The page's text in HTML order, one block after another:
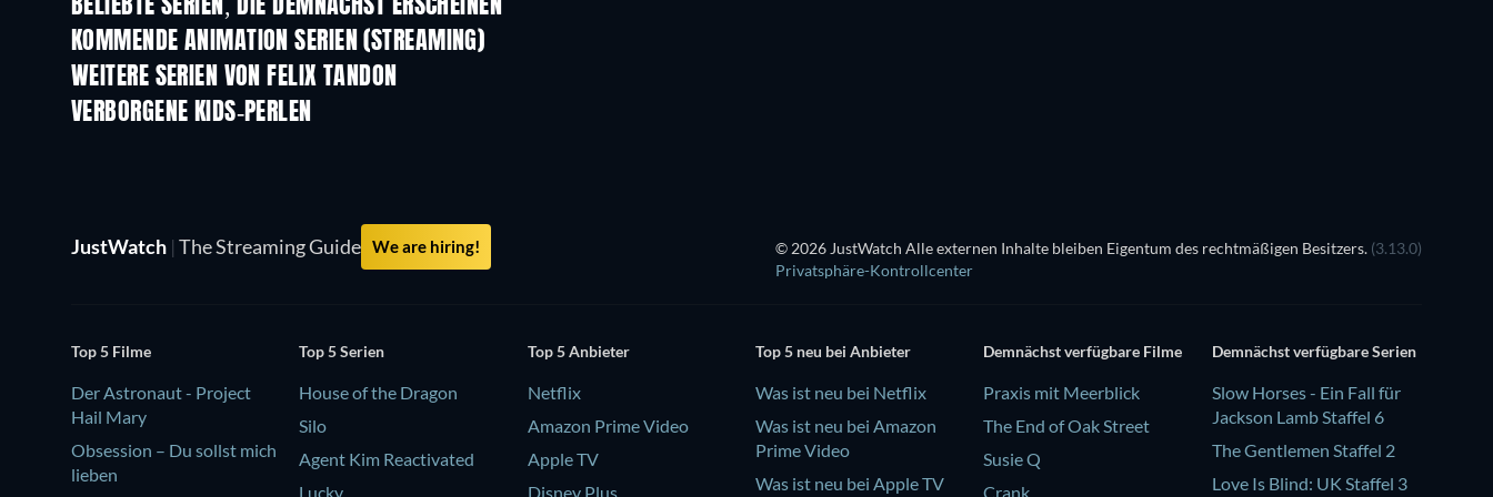
BELIEBTE SERIEN, DIE DEMNÄCHST ERSCHEINEN
Serie Serie
KOMMENDE ANIMATION SERIEN (STREAMING)
Staffel 2 Staffel 2
WEITERE SERIEN VON FELIX TANDON
Serie
VERBORGENE KIDS-PERLEN
Serie
JustWatch | The Streaming Guide We are hiring! © 2026 JustWatch Alle externen Inhalte bleiben Eigentum des rechtmäßigen Besitzers. (3.13.0)
Privatsphäre-Kontrollcenter
Top 5 Filme
Der Astronaut - Project
Hail Mary
Obsession – Du sollst mich
lieben
Top 5 Serien
House of the Dragon
Silo
Agent Kim Reactivated
Lucky
Top 5 Anbieter
Netflix
Amazon Prime Video
Apple TV
Disney Plus
Top 5 neu bei Anbieter
Was ist neu bei Netflix
Was ist neu bei Amazon
Prime Video
Was ist neu bei Apple TV
Demnächst verfügbare Filme
Praxis mit Meerblick
The End of Oak Street
Susie Q
Crank
Demnächst verfügbare Serien
Slow Horses - Ein Fall für
Jackson Lamb Staffel 6
The Gentlemen Staffel 2
Love Is Blind: UK Staffel 3